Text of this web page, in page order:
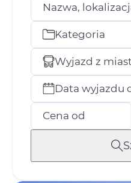
Nazwa,
Kategoria
Wyjazd z
Data wyjazdu
Cena od